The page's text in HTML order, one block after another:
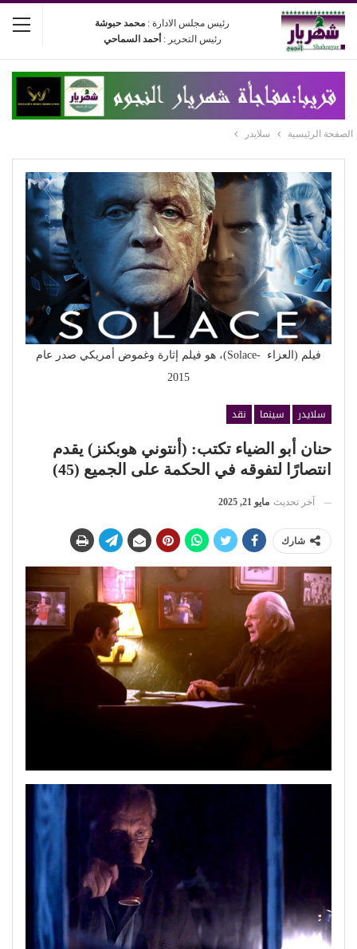
رئيس مجلس الادارة : محمد حبوشة
رئيس التحرير : أحمد السماحي
الصفحة الرئيسية سلايدر
فيلم (العزاء -Solace)، هو فيلم إثارة وغموض أمريكي صدر عام
2015
سلايدر سينما
نقد
حنان أبو الضياء تكتب: (أنتوني هوبكنز) يقدم
انتصارًا لتفوقه في الحكمة على الجميع (45)
آخر تحديث مايو 21, 2025
شارك